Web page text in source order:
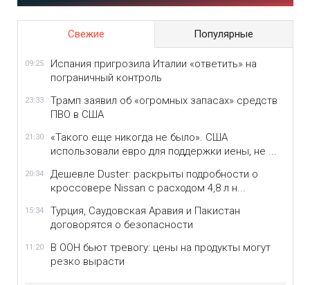
Свежие Популярные
09:25
Испания пригрозила Италии «ответить» на
пограничный контроль
23:33
Трамп заявил об «огромных запасах» средств
ПВО в США
21:30
«Такого еще никогда не было». США
использовали евро для поддержки иены, не ...
20:34
Дешевле Duster: раскрыты подробности о
кроссовере Nissan с расходом 4,8 л н...
15:34
Турция, Саудовская Аравия и Пакистан
договорятся о безопасности
11:20
В ООН бьют тревогу: цены на продукты могут
резко вырасти